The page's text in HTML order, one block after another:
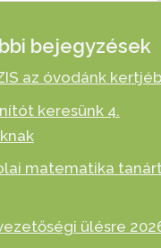
bejegyzések
az óvodánk
keresünk 4.
matematika
ülésre